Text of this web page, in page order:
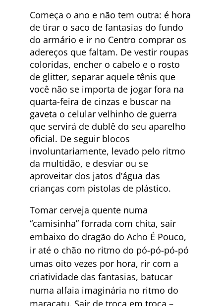
Começa o ano e não tem outra: é hora
de tirar o saco de fantasias do fundo
do armário e ir no Centro comprar os
adereços que faltam. De vestir roupas
coloridas, encher o cabelo e o rosto
de glitter, separar aquele tênis que
você não se importa de jogar fora na
quarta-feira de cinzas e buscar na
gaveta o celular velhinho de guerra
que servirá de dublê do seu aparelho
oficial. De seguir blocos
involuntariamente, levado pelo ritmo
da multidão, e desviar ou se
aproveitar dos jatos d’água das
crianças com pistolas de plástico.
Tomar cerveja quente numa
“camisinha” forrada com chita, sair
embaixo do dragão do Acho É Pouco,
ir até o chão no ritmo do pó-pó-pó-pó
umas oito vezes por hora, rir com a
criatividade das fantasias, batucar
numa alfaia imaginária no ritmo do
maracatu. Sair de troça em troça –